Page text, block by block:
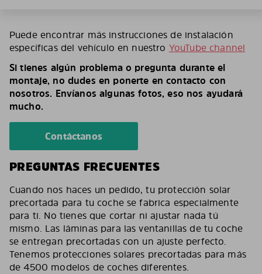
Puede encontrar más instrucciones de instalación
específicas del vehículo en nuestro YouTube channel
Si tienes algún problema o pregunta durante el
montaje, no dudes en ponerte en contacto con
nosotros. Envíanos algunas fotos, eso nos ayudará
mucho.
Contáctanos
PREGUNTAS FRECUENTES
Cuando nos haces un pedido, tu protección solar
precortada para tu coche se fabrica especialmente
para ti. No tienes que cortar ni ajustar nada tú
mismo. Las láminas para las ventanillas de tu coche
se entregan precortadas con un ajuste perfecto.
Tenemos protecciones solares precortadas para más
de 4500 modelos de coches diferentes.